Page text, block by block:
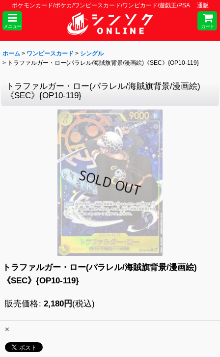
ポケモンカード/ポケカ/ワンピースカード/ワンピカード/遊戯王/PSA 通販
メニュー カート
ホーム > ワンピースカード > シングル
> トラファルガー・ロー(パラレル/海賊旗背景/漫画絵)《SEC》{OP10-119}
トラファルガー・ロー(パラレル/海賊旗背景/漫画絵)
《SEC》{OP10-119}
トラファルガー・ロー(パラレル/海賊旗背景/漫画絵)
《SEC》{OP10-119}
販売価格: 2,180円 (税込)
×